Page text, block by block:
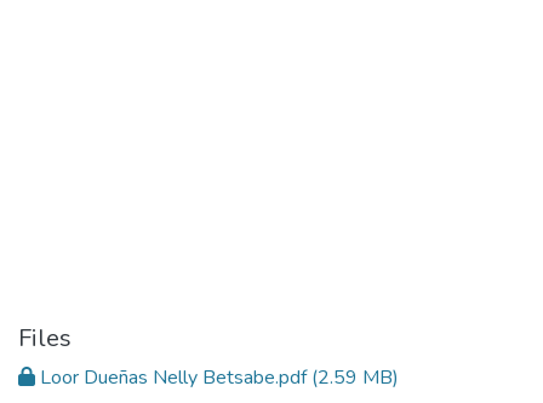
Files
Loor Dueñas Nelly Betsabe.pdf(2.59 MB)